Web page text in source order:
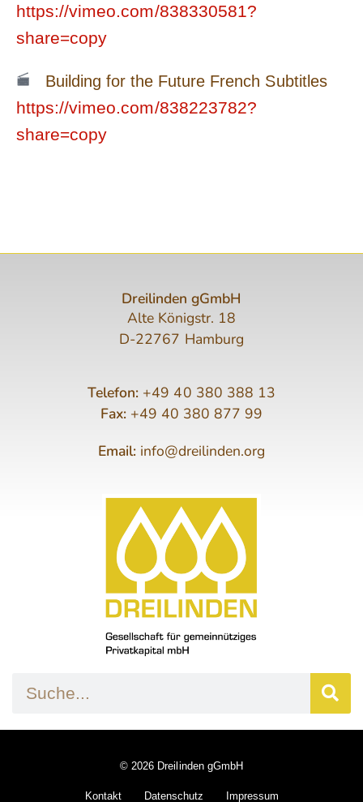
https://vimeo.com/838330581?
share=copy
Building for the Future French Subtitles
https://vimeo.com/838223782?
share=copy
Dreilinden gGmbH
Alte Königstr. 18
D-22767 Hamburg
Telefon: +49 40 380 388 13
Fax:+49 40 380 877 99
Email: info@dreilinden.org
© 2026 Dreilinden gGmbH
Kontakt Datenschutz Impressum